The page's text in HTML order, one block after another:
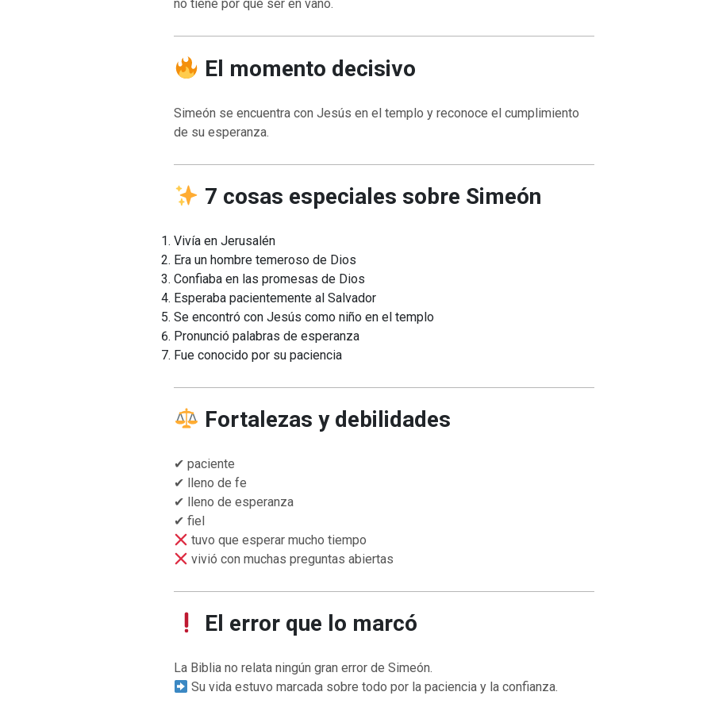
no tiene por qué ser en vano.
El momento decisivo
Simeón se encuentra con Jesús en el templo y reconoce el cumplimiento
de su esperanza.
7 cosas especiales sobre Simeón
Vivía en Jerusalén
Era un hombre temeroso de Dios
Confiaba en las promesas de Dios
Esperaba pacientemente al Salvador
Se encontró con Jesús como niño en el templo
Pronunció palabras de esperanza
Fue conocido por su paciencia
Fortalezas y debilidades
✔ paciente
✔ lleno de fe
✔ lleno de esperanza
✔ fiel
tuvo que esperar mucho tiempo
vivió con muchas preguntas abiertas
El error que lo marcó
La Biblia no relata ningún gran error de Simeón.
Su vida estuvo marcada sobre todo por la paciencia y la confianza.
VOLVER A LA FUENTE DE LA VIDA |
oración que transforma el corazón |
8.No nos
dejes caer en tentación
también nosotros perdonamos a